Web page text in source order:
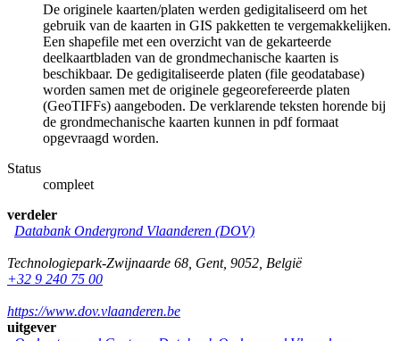
De originele kaarten/platen werden gedigitaliseerd om het
gebruik van de kaarten in GIS pakketten te vergemakkelijken.
Een shapefile met een overzicht van de gekarteerde
deelkaartbladen van de grondmechanische kaarten is
beschikbaar. De gedigitaliseerde platen (file geodatabase)
worden samen met de originele gegeorefereerde platen
(GeoTIFFs) aangeboden. De verklarende teksten horende bij
de grondmechanische kaarten kunnen in pdf formaat
opgevraagd worden.
Status
compleet
verdeler
Databank Ondergrond Vlaanderen (DOV)
Technologiepark-Zwijnaarde 68 Gent, 9052 België
+32 9 240 75 00
https://www.dov.vlaanderen.be
uitgever